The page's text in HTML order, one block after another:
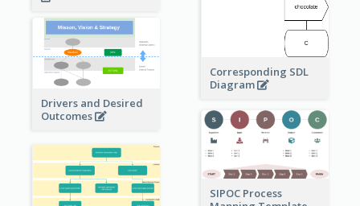
Corresponding SDL
Diagram
Drivers and Desired
Outcomes
SIPOC Process